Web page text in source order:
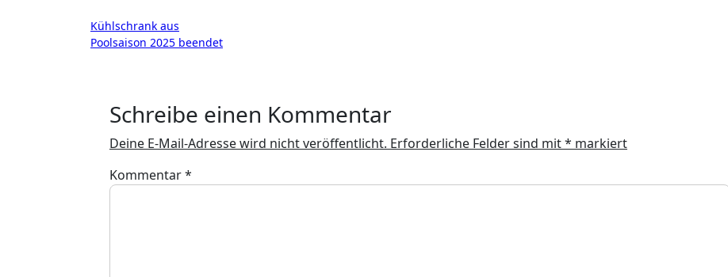
Beitragsnavigation
Kühlschrank aus
Poolsaison 2025 beendet
Schreibe einen Kommentar
Deine E-Mail-Adresse wird nicht veröffentlicht. Erforderliche Felder sind mit* markiert
Kommentar*